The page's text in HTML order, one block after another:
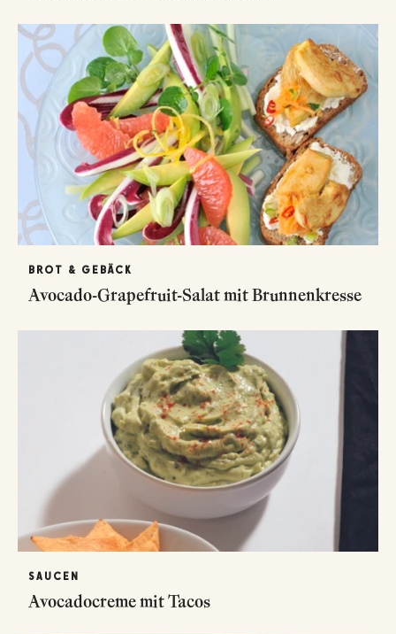
BROT & GEBÄCK
Avocado-Grapefruit-Salat mit Brunnenkresse
SAUCEN
Avocadocreme mit Tacos